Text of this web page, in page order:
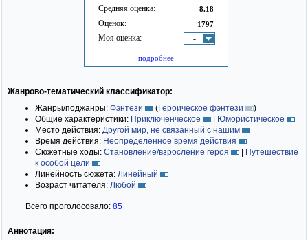
Средняя оценка: 8.18
Оценок: 1797
Моя оценка: -
подробнее
Жанрово-тематический классификатор:
Жанры/поджанры: Фэнтези (Героическое фэнтези
)
Общие характеристики: Приключенческое | Юмористическое
Место действия: Другой мир, не связанный с нашим
Время действия: Неопределённое время действия
Сюжетные ходы: Становление/взросление героя | Путешествие
к особой цели
Линейность сюжета: Линейный
Возраст читателя: Любой
Всего проголосовало: 85
Аннотация: